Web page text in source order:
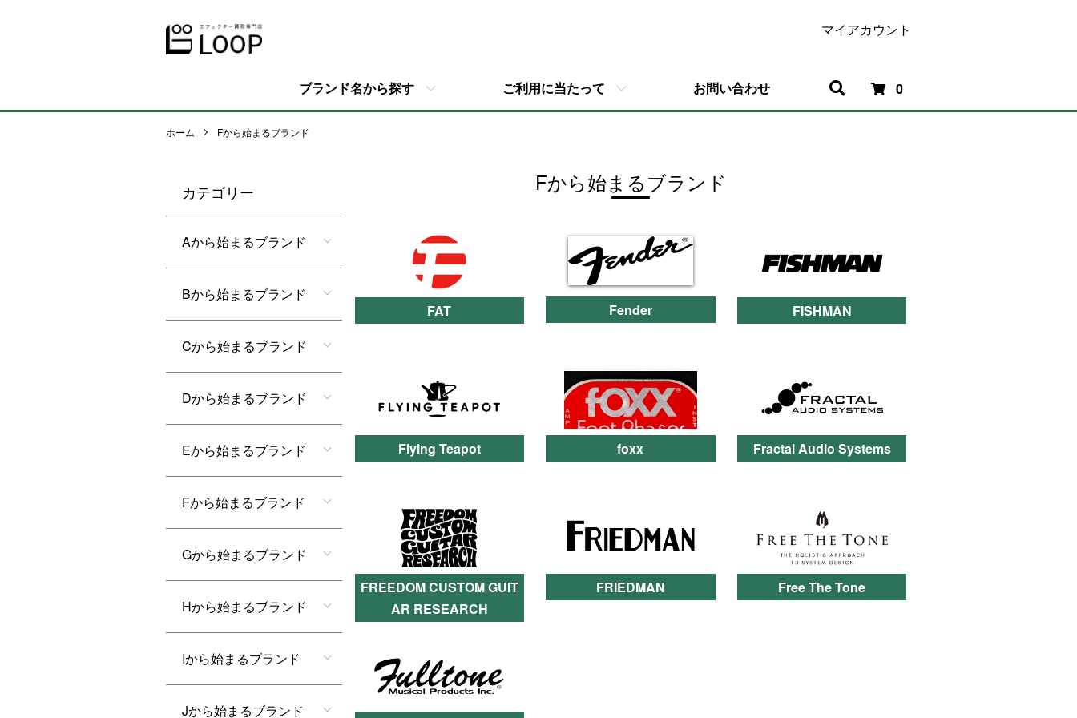
0
ブランド名から探す ご利用に当たって お問い合わせ
マイアカウント
ホーム Fから始まるブランド
Fから始まるブランド
カテゴリー一覧
FAT Fender FISHMAN
Flying Teapot foxx Fractal Audio Systems
FREEDOM CUSTOM GUIT
AR RESEARCH
FRIEDMAN Free The Tone
カテゴリー
Aから始まるブランド
Bから始まるブランド
Cから始まるブランド
Dから始まるブランド
Eから始まるブランド
Fから始まるブランド
Gから始まるブランド
Hから始まるブランド
Iから始まるブランド
Jから始まるブランド